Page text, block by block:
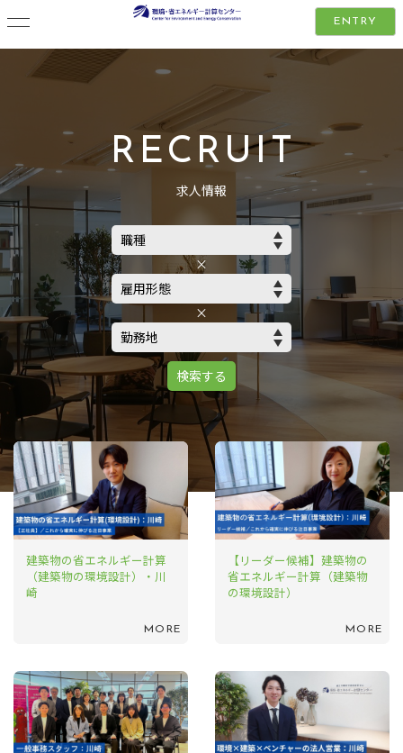
ENTRY
RECRUIT
求人情報
×
×
建築物の省エネルギー計算
（建築物の環境設計）・川
崎
MORE
【リーダー候補】建築物の
省エネルギー計算（建築物
の環境設計）
MORE